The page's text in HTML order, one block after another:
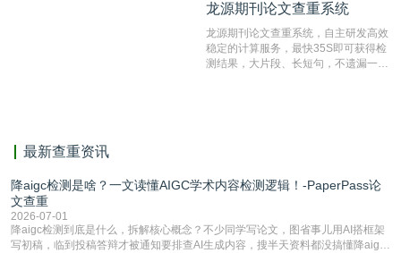
对，利用指纹索引快速而精准地在云检
有相似的片段，该项技术检测速度快、
准确率高，市场反映良好。
龙源期刊论文查重系统
龙源期刊论文查重系统，自主研发高效
稳定的计算服务，最快35S即可获得检
测结果，大片段、长短句，不遗漏一处
最新查重资讯
降aigc检测是啥？一文读懂AIGC学术内容检测逻辑！-PaperPass论
文查重
2026-07-01
降aigc检测到底是什么，拆解核心概念？不少同学写论文，图省事儿用AI搭框架
写初稿，临到投稿答辩才被通知要排查AI生成内容，搜半天资料都没搞懂降aigc